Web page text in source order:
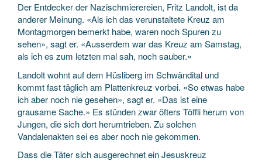
Der Entdecker der Nazischmierereien, Fritz Landolt, ist da
anderer Meinung. «Als ich das verunstaltete Kreuz am
Montagmorgen bemerkt habe, waren noch Spuren zu
sehen», sagt er. «Ausserdem war das Kreuz am Samstag,
als ich es zum letzten mal sah, noch sauber.»
Landolt wohnt auf dem Hüsliberg im Schwändital und
kommt fast täglich am Plattenkreuz vorbei. «So etwas habe
ich aber noch nie gesehen», sagt er. «Das ist eine
grausame Sache.» Es stünden zwar öfters Töffli herum von
Jungen, die sich dort herumtrieben. Zu solchen
Vandalenakten sei es aber noch nie gekommen.
Dass die Täter sich ausgerechnet ein Jesuskreuz